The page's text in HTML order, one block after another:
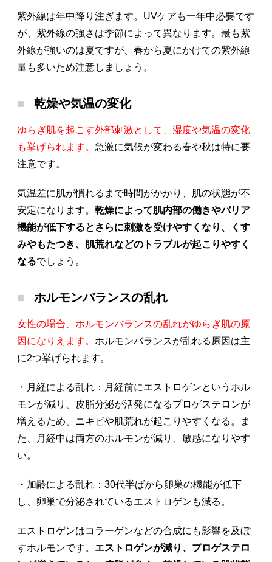
紫外線は年中降り注ぎます。UVケアも一年中必要です
が、紫外線の強さは季節によって異なります。最も紫
外線が強いのは夏ですが、春から夏にかけての紫外線
量も多いため注意しましょう。
乾燥や気温の変化
ゆらぎ肌を起こす外部刺激として、湿度や気温の変化
も挙げられます。 急激に気候が変わる春や秋は特に要
注意です。
気温差に肌が慣れるまで時間がかかり、肌の状態が不
安定になります。 乾燥によって肌内部の働きやバリア
機能が低下するとさらに刺激を受けやすくなり、くす
みやもたつき、肌荒れなどのトラブルが起こりやすく
なるでしょう。
ホルモンバランスの乱れ
女性の場合、ホルモンバランスの乱れがゆらぎ肌の原
因になりえます。 ホルモンバランスが乱れる原因は主
に2つ挙げられます。
・月経による乱れ：月経前にエストロゲンというホル
モンが減り、皮脂分泌が活発になるプロゲステロンが
増えるため、ニキビや肌荒れが起こりやすくなる。ま
た、月経中は両方のホルモンが減り、敏感になりやす
い。
・加齢による乱れ：30代半ばから卵巣の機能が低下
し、卵巣で分泌されているエストロゲンも減る。
エストロゲンはコラーゲンなどの合成にも影響を及ぼ
すホルモンです。 エストロゲンが減り、プロゲステロ